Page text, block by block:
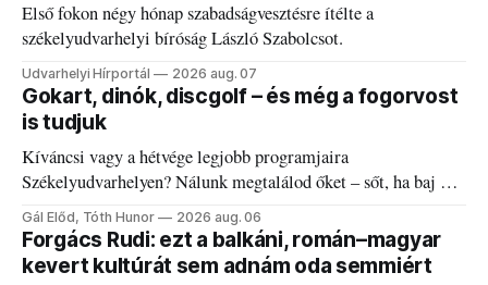
Első fokon négy hónap szabadságvesztésre ítélte a
székelyudvarhelyi bíróság László Szabolcsot.
Udvarhelyi Hírportál 2026 aug. 07
Gokart, dinók, discgolf – és még a fogorvost
is tudjuk
Kíváncsi vagy a hétvége legjobb programjaira
Székelyudvarhelyen? Nálunk megtalálod őket – sőt, ha baj van
a fogaddal, a fogorvosi ügyeletet is!
Gál Előd, Tóth Hunor 2026 aug. 06
Forgács Rudi: ezt a balkáni, román–magyar
kevert kultúrát sem adnám oda semmiért